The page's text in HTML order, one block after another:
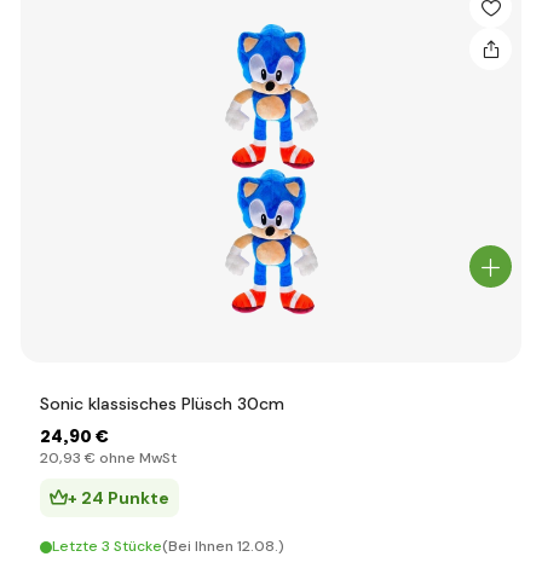
Sonic klassisches Plüsch 30cm
24,90 €
20,93 € ohne MwSt
+ 24 Punkte
Letzte 3 Stücke(Bei Ihnen 12.08.)